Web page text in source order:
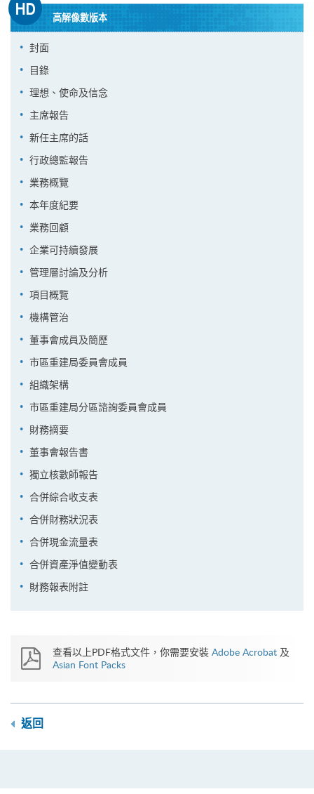
高解像數版本
封面
目錄
理想、使命及信念
主席報告
新任主席的話
行政總監報告
業務概覽
本年度紀要
業務回顧
企業可持續發展
管理層討論及分析
項目概覽
機構管治
董事會成員及簡歷
市區重建局委員會成員
組織架構
市區重建局分區諮詢委員會成員
財務摘要
董事會報告書
獨立核數師報告
合併綜合收支表
合併財務狀況表
合併現金流量表
合併資產淨值變動表
財務報表附註
查看以上PDF格式文件，你需要安裝 Adobe Acrobat 及
Asian Font Packs
返回